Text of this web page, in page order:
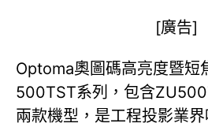
[廣告]
Optoma奧圖碼高亮度暨短
500TST系列，包含
兩款機型，是工程投影業